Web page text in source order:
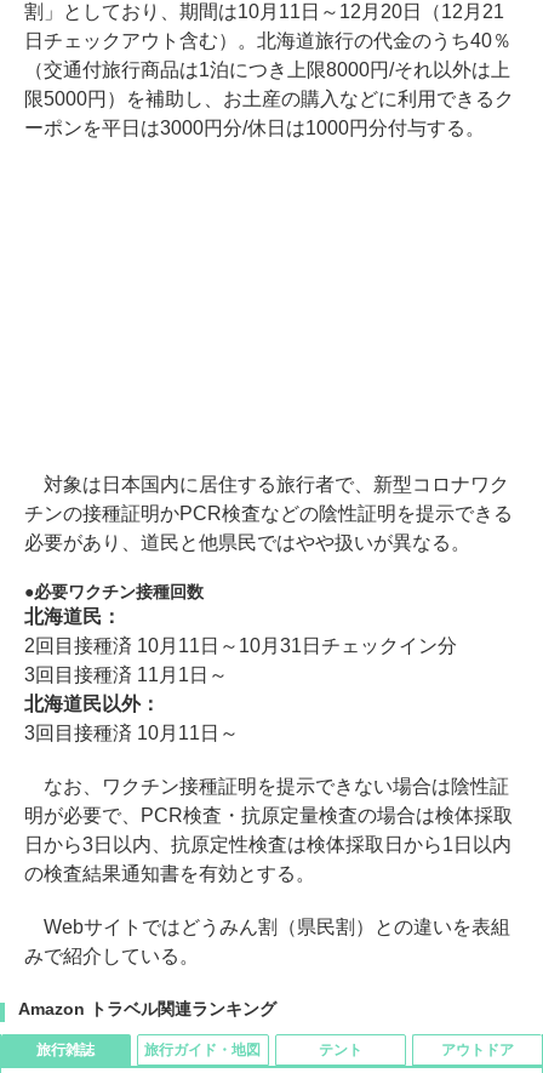
割」としており、期間は10月11日～12月20日（12月21
日チェックアウト含む）。北海道旅行の代金のうち40％
（交通付旅行商品は1泊につき上限8000円/それ以外は上
限5000円）を補助し、お土産の購入などに利用できるク
ーポンを平日は3000円分/休日は1000円分付与する。
対象は日本国内に居住する旅行者で、新型コロナワク
チンの接種証明かPCR検査などの陰性証明を提示できる
必要があり、道民と他県民ではやや扱いが異なる。
必要ワクチン接種回数
北海道民：
2回目接種済 10月11日～10月31日チェックイン分
3回目接種済 11月1日～
北海道民以外：
3回目接種済 10月11日～
なお、ワクチン接種証明を提示できない場合は陰性証
明が必要で、PCR検査・抗原定量検査の場合は検体採取
日から3日以内、抗原定性検査は検体採取日から1日以内
の検査結果通知書を有効とする。
Webサイトではどうみん割（県民割）との違いを表組
みで紹介している。
Amazon トラベル関連ランキング
旅行雑誌 旅行ガイド・地図 テント アウトドア